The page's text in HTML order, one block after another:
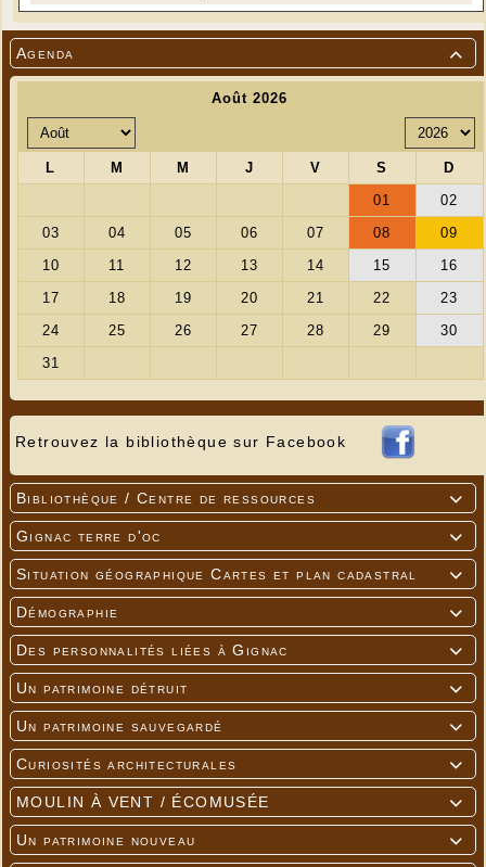

Agenda
Retrouvez la bibliothèque sur Facebook

Bibliothèque / Centre de ressources

Gignac terre d'oc

Situation géographique Cartes et plan cadastral

Démographie

Des personnalités liées à Gignac

Un patrimoine détruit

Un patrimoine sauvegardé

Curiosités architecturales

MOULIN À VENT / ÉCOMUSÉE

Un patrimoine nouveau